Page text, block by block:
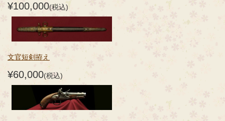
¥100,000(税込)
文官短剣拵え
¥60,000(税込)